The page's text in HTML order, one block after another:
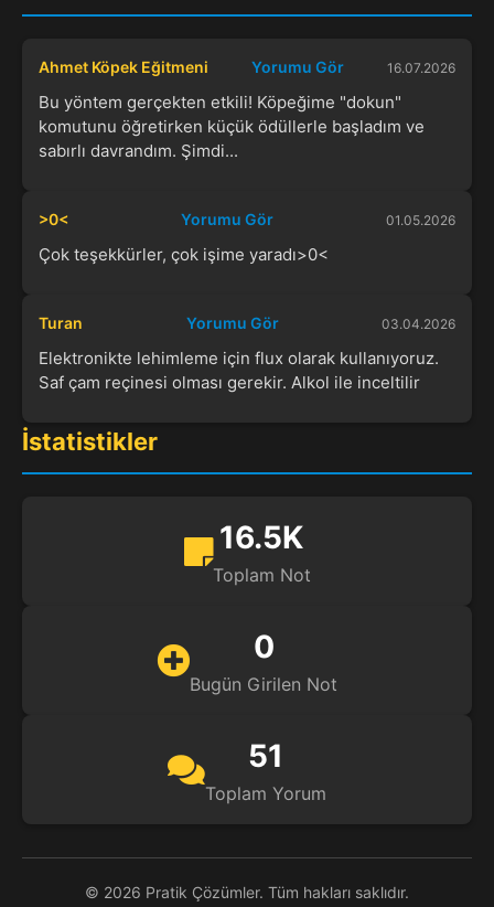
Ahmet Köpek Eğitmeni Yorumu Gör 16.07.2026
Bu yöntem gerçekten etkili! Köpeğime "dokun"
komutunu öğretirken küçük ödüllerle başladım ve
sabırlı davrandım. Şimdi...
>0< Yorumu Gör 01.05.2026
Çok teşekkürler, çok işime yaradı>0<
Turan Yorumu Gör 03.04.2026
Elektronikte lehimleme için flux olarak kullanıyoruz.
Saf çam reçinesi olması gerekir. Alkol ile inceltilir
İstatistikler
16.5K
Toplam Not
0
Bugün Girilen Not
51
Toplam Yorum
© 2026 Pratik Çözümler. Tüm hakları saklıdır.